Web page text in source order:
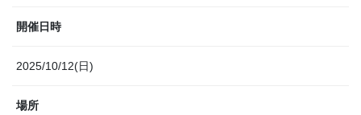
開催日時
2025/10/12(日)
場所